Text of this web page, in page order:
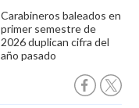
Carabineros baleados en
primer semestre de
2026 duplican cifra del
año pasado